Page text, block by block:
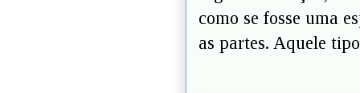
como se fosse uma
as partes. Aquele